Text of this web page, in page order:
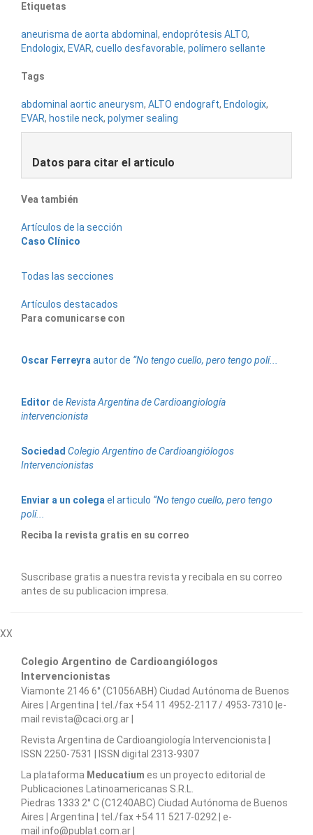
Etiquetas
aneurisma de aorta abdominal, endoprótesis ALTO,
Endologix, EVAR, cuello desfavorable, polímero sellante
Tags
abdominal aortic aneurysm, ALTO endograft, Endologix,
EVAR, hostile neck, polymer sealing
Datos para citar el articulo
Vea también
Artículos de la sección
Caso Clínico
Todas las secciones
Artículos destacados
Para comunicarse con
Oscar Ferreyraautor de “No tengo cuello, pero tengo polí...
Editor de Revista Argentina de Cardioangiología
intervencionista
Sociedad Colegio Argentino de Cardioangiólogos
Intervencionistas
Enviar a un colegael articulo “No tengo cuello, pero tengo
polí...
Reciba la revista gratis en su correo
Suscribase gratis a nuestra revista y recibala en su correo
antes de su publicacion impresa.
XX
Colegio Argentino de Cardioangiólogos
Intervencionistas
Viamonte 2146 6° (C1056ABH) Ciudad Autónoma de Buenos
Aires | Argentina | tel./fax +54 11 4952-2117 / 4953-7310 |e-
mail revista@caci.org.ar |
Revista Argentina de Cardioangiologí­a Intervencionista |
ISSN 2250-7531 | ISSN digital 2313-9307
La plataforma Meducatium es un proyecto editorial de
Publicaciones Latinoamericanas S.R.L.
Piedras 1333 2° C (C1240ABC) Ciudad Autónoma de Buenos
Aires | Argentina | tel./fax +54 11 5217-0292 | e-
mail info@publat.com.ar |